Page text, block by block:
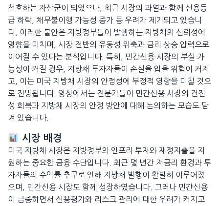
선호하는 자산군이 되었으나, 최근 시장의 과열과 함께 신용등
급 하락, 채무불이행 가능성 증가 등 우려가 제기되고 있습니
다. 이러한 불안은 지방정부들이 발행하는 지방채의 신뢰성에
영향을 미치며, 시장 전반의 유동성 위축과 금리 상승 압력으로
이어질 수 있다는 분석입니다. 특히, 민간신용 시장의 부실 가
능성이 커질 경우, 지방채 투자자들이 손실을 입을 위험이 커지
고, 이는 미국 지방채 시장의 안정성에 부정적 영향을 미칠 것으
로 전망됩니다. 영상에서는 전문가들이 민간신용 시장의 건전
성 회복과 지방채 시장의 안정 방안에 대해 논의하는 모습도 담
겨 있습니다.
시장 배경
미국 지방채 시장은 지방정부의 인프라 투자와 재정지출을 지
원하는 중요한 금융 수단입니다. 최근 몇 년간 저금리 환경과 투
자자들의 수익률 추구로 인해 지방채 발행이 활발히 이루어졌
으며, 민간신용 시장도 함께 성장하였습니다. 그러나 민간신용
이 급증하면서 신용평가와 리스크 관리에 대한 우려가 커지고